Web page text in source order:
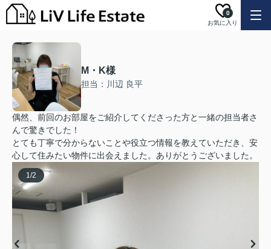
お気に入り
0
M・K様
担当：川辺 良平
偶然、前回のお部屋をご紹介してくださった方と一緒の担当者さ
んで驚きでした！
とても丁寧で分からないことや役立つ情報を教えていただき、安
心して住みたい物件に出会えました。ありがとうございました。
1/2